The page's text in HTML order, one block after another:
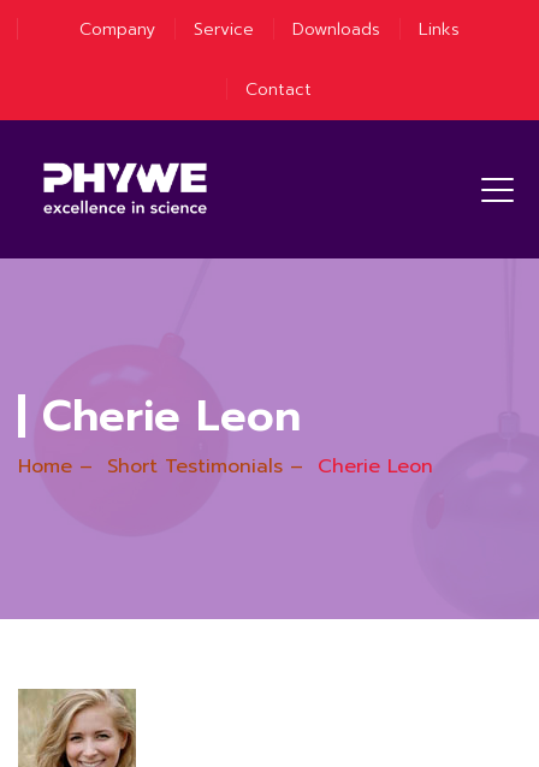
Company Service Downloads Links
Contact
Cherie Leon
Home – Short Testimonials – Cherie Leon